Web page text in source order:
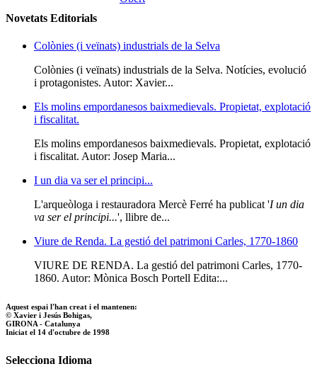
Novetats Editorials
Colònies (i veïnats) industrials de la Selva
Colònies (i veïnats) industrials de la Selva. Notícies, evolució
i protagonistes. Autor: Xavier...
Els molins empordanesos baixmedievals. Propietat, explotació
i fiscalitat.
Els molins empordanesos baixmedievals. Propietat, explotació
i fiscalitat. Autor: Josep Maria...
I un dia va ser el principi...
L'arqueòloga i restauradora Mercè Ferré ha publicat 'I un dia
va ser el principi...', llibre de...
Viure de Renda. La gestió del patrimoni Carles, 1770-1860
VIURE DE RENDA. La gestió del patrimoni Carles, 1770-
1860. Autor: Mònica Bosch Portell Edita:...
Aquest espai l'han creat i el mantenen:
© Xavier i Jesús Bohigas,
GIRONA - Catalunya
Iniciat el 14 d'octubre de 1998
Selecciona Idioma